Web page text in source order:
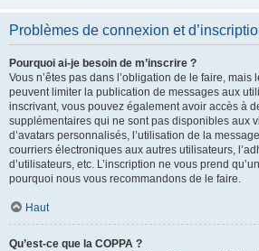
Problèmes de connexion et
Pourquoi ai-je besoin de m’inscrire ?
Vous n’êtes pas dans l’obligation de le faire,
peuvent limiter la publication de messages aux
inscrivant, vous pouvez également avoir accès à
supplémentaires qui ne sont pas disponibles aux
d’avatars personnalisés, l’utilisation de la
courriers électroniques aux autres utilisateurs,
d’utilisateurs, etc. L’inscription ne vous prend
pourquoi nous vous recommandons de le faire.
Haut
Qu’est-ce que la COPPA ?